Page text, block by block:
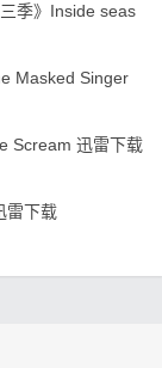
季》Inside seas
Masked Singer
Scream 迅雷下载
雷下载